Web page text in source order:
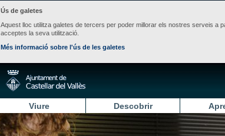
Ús de galetes
Aquest lloc utilitza galetes de tercers per poder millorar els nostres serveis a
acceptes la seva utilització.
Més informació sobre l'ús de les galetes
Viure Descobrir